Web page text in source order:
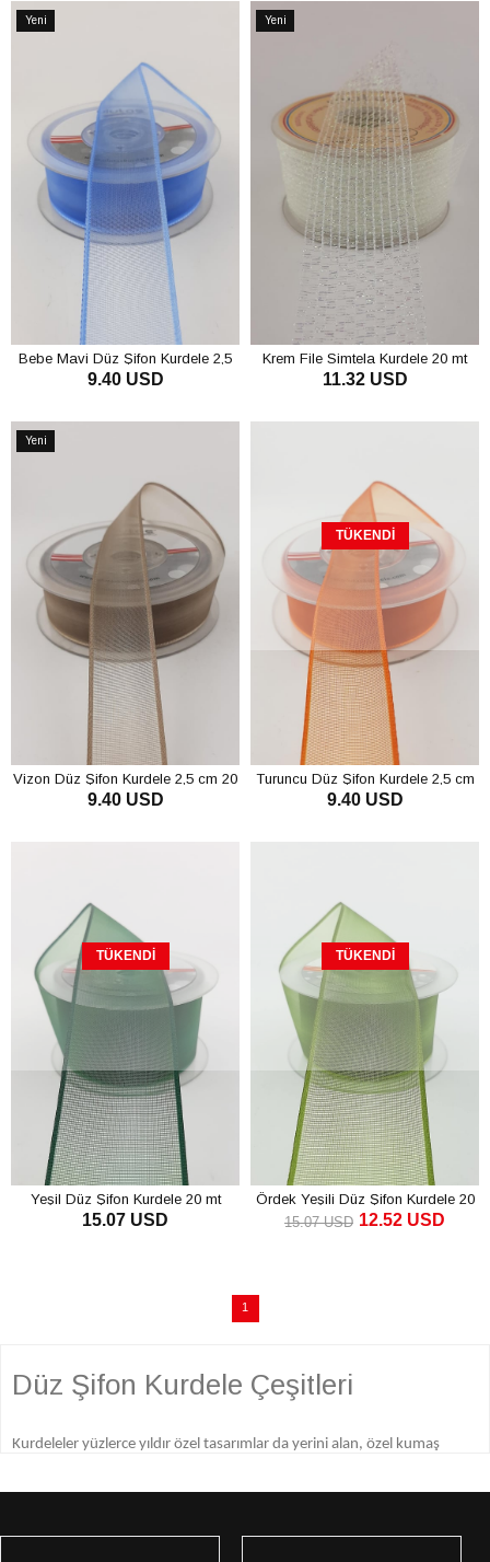
Yeni
Bebe Mavi Düz Şifon Kurdele 2,5
cm 20 mt
9.40 USD
Yeni
Krem File Simtela Kurdele 20 mt
11.32 USD
Yeni
Vizon Düz Şifon Kurdele 2,5 cm 20
mt
9.40 USD
TÜKENDI
Turuncu Düz Şifon Kurdele 2,5 cm
20 mt
9.40 USD
TÜKENDI
Yeşil Düz Şifon Kurdele 20 mt
15.07 USD
TÜKENDI
Ördek Yeşili Düz Şifon Kurdele 20
mt
12.52 USD
15.07 USD
1
Düz Şifon Kurdele Çeşitleri
Kurdeleler yüzlerce yıldır özel tasarımlar da yerini alan, özel kumaş
oldukça yaygın ve geniş bir Ağa sahiptir. Farklı tasarımlarda karşımıza